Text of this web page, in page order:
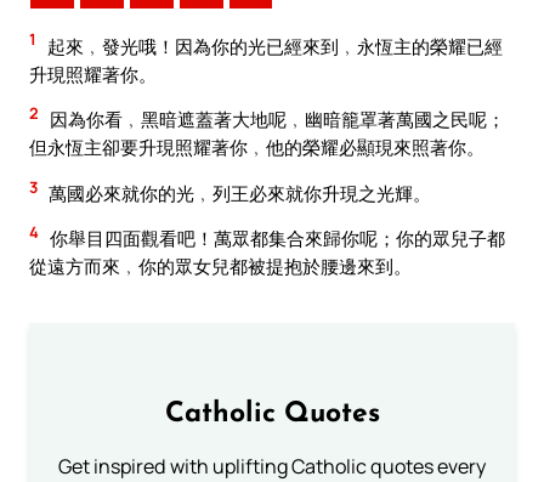
1
起來﹐發光哦！因為你的光已經來到﹐永恆主的榮耀已經
升現照耀著你。
2
因為你看﹐黑暗遮蓋著大地呢﹐幽暗籠罩著萬國之民呢；
但永恆主卻要升現照耀著你﹐他的榮耀必顯現來照著你。
3 萬國必來就你的光﹐列王必來就你升現之光輝。
4 你舉目四面觀看吧！萬眾都集合來歸你呢；你的眾兒子都
從遠方而來﹐你的眾女兒都被提抱於腰邊來到。
Catholic Quotes
Get inspired with uplifting Catholic quotes every